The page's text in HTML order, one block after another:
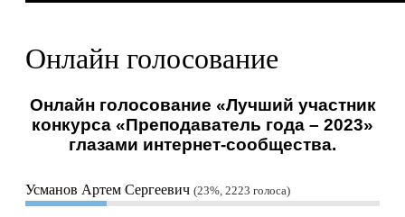
Онлайн голосование
Онлайн голосование «Лучший участник
конкурса «Преподаватель года – 2023»
глазами интернет-сообщества.
Усманов Артем Сергеевич 23%, 2223 голоса